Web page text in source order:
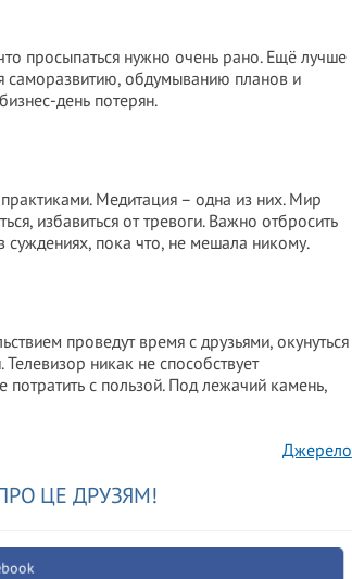
просыпаться нужно очень рано. Ещё лучше
саморазвитию, обдумыванию планов и
день потерян.
Медитация – одна из них. Мир
избавиться от тревоги. Важно отбросить
суждениях, пока что, не мешала никому.
проведут время с друзьями, окунуться
никак не способствует
с пользой. Под лежачий камень,
Джерело
ЦЕ ДРУЗЯМ!